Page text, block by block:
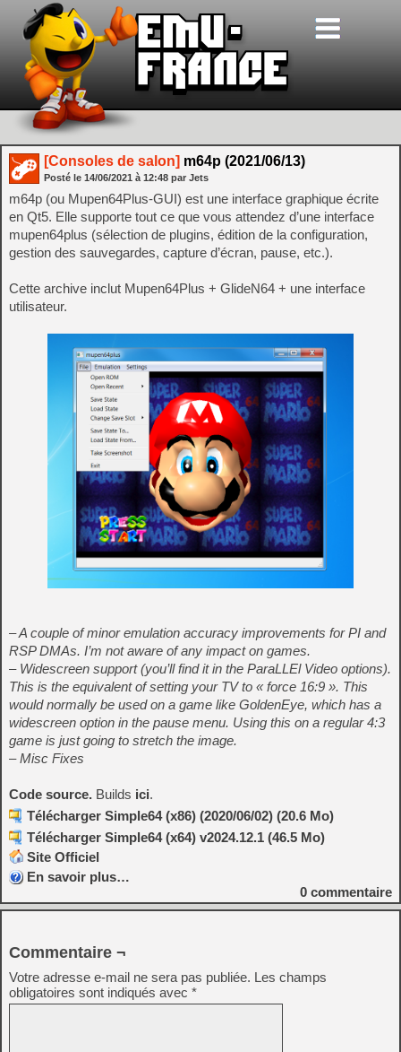
[Consoles de salon] m64p (2021/06/13)
Posté le 14/06/2021 à 12:48 par Jets
m64p (ou Mupen64Plus-GUI) est une interface graphique écrite
en Qt5. Elle supporte tout ce que vous attendez d’une interface
mupen64plus (sélection de plugins, édition de la configuration,
gestion des sauvegardes, capture d’écran, pause, etc.).
Cette archive inclut Mupen64Plus + GlideN64 + une interface
utilisateur.
– A couple of minor emulation accuracy improvements for PI and
RSP DMAs. I’m not aware of any impact on games.
– Widescreen support (you’ll find it in the ParaLLEl Video options).
This is the equivalent of setting your TV to « force 16:9 ». This
would normally be used on a game like GoldenEye, which has a
widescreen option in the pause menu. Using this on a regular 4:3
game is just going to stretch the image.
– Misc Fixes
Code source. Builds ici.
Télécharger Simple64 (x86) (2020/06/02) (20.6 Mo)
Télécharger Simple64 (x64) v2024.12.1 (46.5 Mo)
Site Officiel
En savoir plus…
0 commentaire
Commentaire ¬
Votre adresse e-mail ne sera pas publiée. Les champs
obligatoires sont indiqués avec *